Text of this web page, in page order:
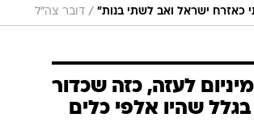
ישראל ואב לשתי בנות" / דובר צה"ל
לעזה, כזה שכדור
שהיו אלפי כלים